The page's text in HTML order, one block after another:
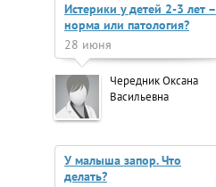
Истерики у детей 2-3 лет –
норма или патология?
28 июня
Чередник Оксана
Васильевна
У малыша запор. Что
делать?